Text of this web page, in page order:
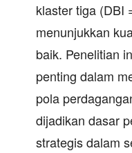
klaster tiga (DBI
menunjukkan
baik. Penelitian
penting dalam
pola
dijadikan dasar
strategis dalam